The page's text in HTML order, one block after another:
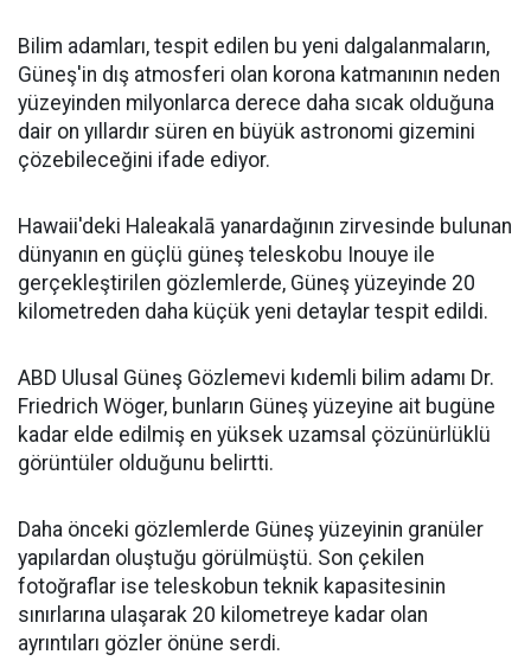
Bilim adamları, tespit edilen bu yeni dalgalanmaların,
Güneş'in dış atmosferi olan korona katmanının neden
yüzeyinden milyonlarca derece daha sıcak olduğuna
dair on yıllardır süren en büyük astronomi gizemini
çözebileceğini ifade ediyor.
Hawaii'deki Haleakalā yanardağının zirvesinde bulunan
dünyanın en güçlü güneş teleskobu Inouye ile
gerçekleştirilen gözlemlerde, Güneş yüzeyinde 20
kilometreden daha küçük yeni detaylar tespit edildi.
ABD Ulusal Güneş Gözlemevi kıdemli bilim adamı Dr.
Friedrich Wöger, bunların Güneş yüzeyine ait bugüne
kadar elde edilmiş en yüksek uzamsal çözünürlüklü
görüntüler olduğunu belirtti.
Daha önceki gözlemlerde Güneş yüzeyinin granüler
yapılardan oluştuğu görülmüştü. Son çekilen
fotoğraflar ise teleskobun teknik kapasitesinin
sınırlarına ulaşarak 20 kilometreye kadar olan
ayrıntıları gözler önüne serdi.